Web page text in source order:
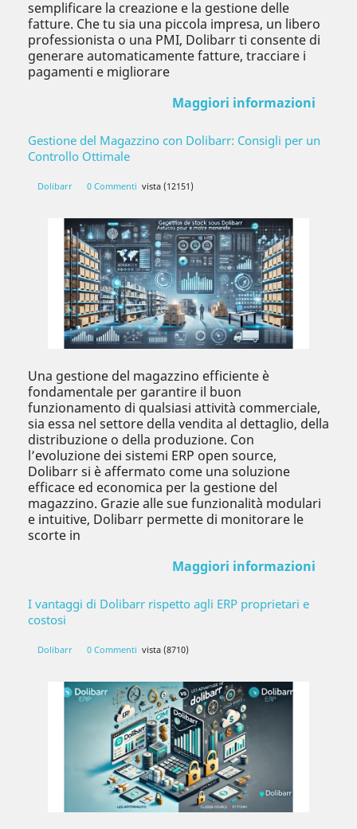
semplificare la creazione e la gestione delle
fatture. Che tu sia una piccola impresa, un libero
professionista o una PMI, Dolibarr ti consente di
generare automaticamente fatture, tracciare i
pagamenti e migliorare
Maggiori informazioni
Gestione del Magazzino con Dolibarr: Consigli per un
Controllo Ottimale
Dolibarr 0 Commenti vista (12151)
Una gestione del magazzino efficiente è
fondamentale per garantire il buon
funzionamento di qualsiasi attività commerciale,
sia essa nel settore della vendita al dettaglio, della
distribuzione o della produzione. Con
l’evoluzione dei sistemi ERP open source,
Dolibarr si è affermato come una soluzione
efficace ed economica per la gestione del
magazzino. Grazie alle sue funzionalità modulari
e intuitive, Dolibarr permette di monitorare le
scorte in
Maggiori informazioni
I vantaggi di Dolibarr rispetto agli ERP proprietari e
costosi
Dolibarr 0 Commenti vista (8710)